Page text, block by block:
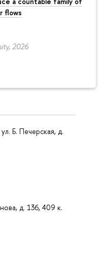
flows
2026
Б. Печерская, д.
д. 136, 409 к.